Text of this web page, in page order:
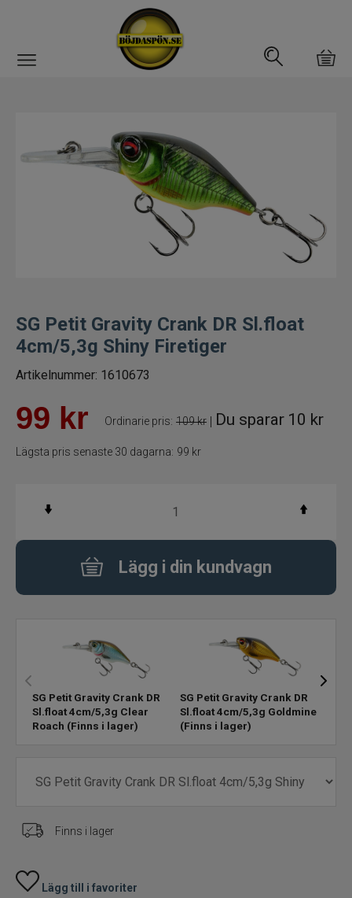
Abborrfemman
Fiskedrag
Betespaket
Handgjorda beten
Jiggar och Gummibeten
Wobbler
Vibrationsbeten Bladebaits
Gäddspinnare
Spinnare
Havsfiske
PowerBait/Gulp
SG Petit Gravity Crank DR Sl.float
4cm/5,3g Shiny Firetiger
Artikelnummer: 1610673
99 kr Ordinarie pris: 109 kr | Du sparar 10 kr
Lägsta pris senaste 30 dagarna: 99 kr
Lägg i din kundvagn
SG Petit Gravity Crank DR
Sl.float 4cm/5,3g Clear
Roach (Finns i lager)
SG Petit Gravity Crank DR
Sl.float 4cm/5,3g Goldmine
(Finns i lager)
Finns i lager
Lägg till i favoriter